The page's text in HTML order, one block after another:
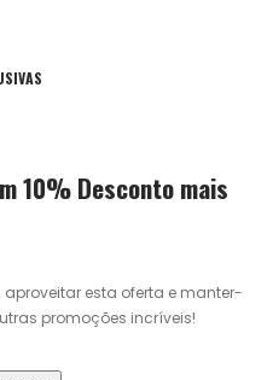
10% Desconto mais
esta oferta e manter-
promoções incríveis!